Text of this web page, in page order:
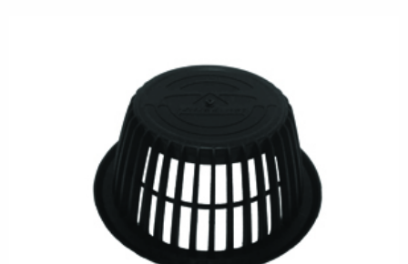
KATALOGI I INSTRUKCJE
AKTUALNOŚCI